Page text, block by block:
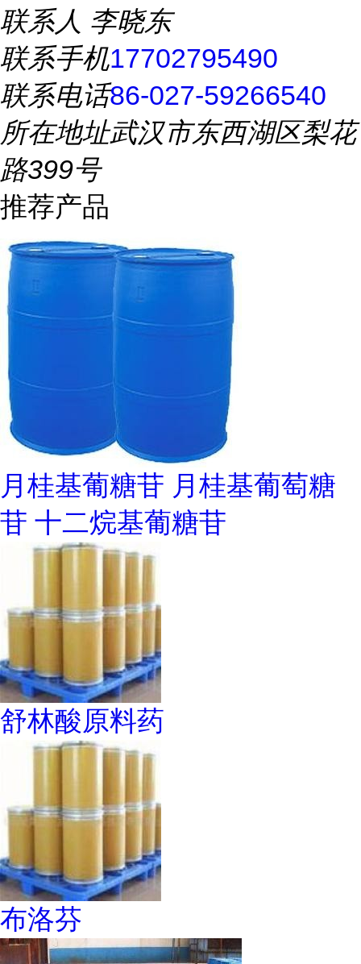
联系人 李晓东
联系手机17702795490
联系电话86-027-59266540
所在地址武汉市东西湖区梨花
路399号
推荐产品
月桂基葡糖苷 月桂基葡萄糖
苷 十二烷基葡糖苷
舒林酸原料药
布洛芬